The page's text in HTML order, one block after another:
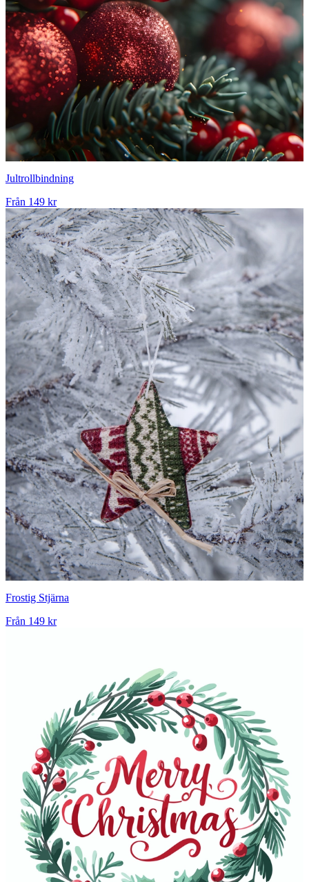
Jultrollbindning
Från 149 kr
Frostig Stjärna
Från 149 kr